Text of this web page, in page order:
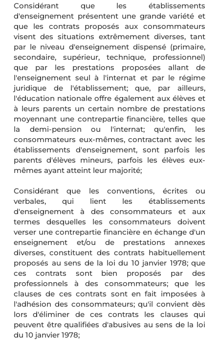
Considérant que les établissements
d'enseignement présentent une grande variété et
que les contrats proposés aux consommateurs
visent des situations extrêmement diverses, tant
par le niveau d'enseignement dispensé (primaire,
secondaire, supérieur, technique, professionnel)
que par les prestations proposées allant de
l'enseignement seul à l'internat et par le régime
juridique de l'établissement; que, par ailleurs,
l'éducation nationale offre également aux élèves et
à leurs parents un certain nombre de prestations
moyennant une contrepartie financière, telles que
la demi-pension ou l'internat; qu'enfin, les
consommateurs eux-mêmes, contractant avec les
établissements d'enseignement, sont parfois les
parents d'élèves mineurs, parfois les élèves eux-
mêmes ayant atteint leur majorité;
Considérant que les conventions, écrites ou
verbales, qui lient les établissements
d'enseignement à des consommateurs et aux
termes desquelles les consommateurs doivent
verser une contrepartie financière en échange d'un
enseignement et/ou de prestations annexes
diverses, constituent des contrats habituellement
proposés au sens de la loi du 10 janvier 1978; que
ces contrats sont bien proposés par des
professionnels à des consommateurs; que les
clauses de ces contrats sont en fait imposées à
l'adhésion des consommateurs; qu'il convient dès
lors d'éliminer de ces contrats les clauses qui
peuvent être qualifiées d'abusives au sens de la loi
du 10 janvier 1978;